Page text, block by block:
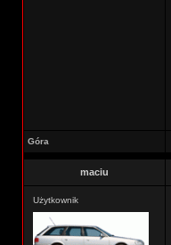
Góra
maciu
Użytkownik